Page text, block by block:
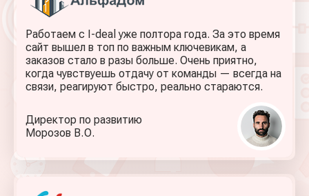
Работаем с I-deal уже полтора года. За это время
сайт вышел в топ по важным ключевикам, а
заказов стало в разы больше. Очень приятно,
когда чувствуешь отдачу от команды — всегда на
связи, реагируют быстро, реально стараются.
Директор по развитию
Морозов В. О.